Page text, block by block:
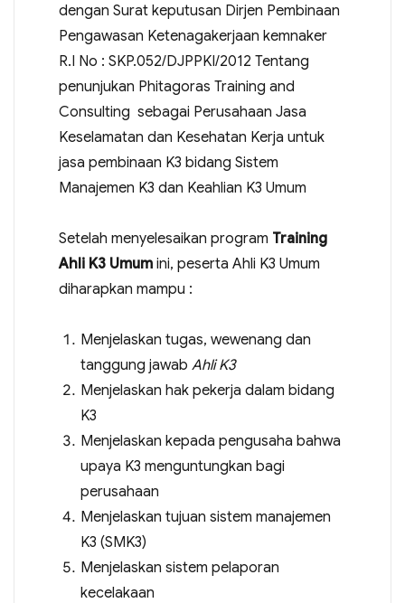
dengan Surat keputusan Dirjen Pembinaan
Pengawasan Ketenagakerjaan kemnaker
R.I No : SKP.052/DJPPKI/2012 Tentang
penunjukan Phitagoras Training and
Consulting sebagai Perusahaan Jasa
Keselamatan dan Kesehatan Kerja untuk
jasa pembinaan K3 bidang Sistem
Manajemen K3 dan Keahlian K3 Umum
Setelah menyelesaikan program Training
Ahli K3 Umumini, peserta Ahli K3 Umum
diharapkan mampu :
Menjelaskan tugas, wewenang dan
tanggung jawab Ahli K3
Menjelaskan hak pekerja dalam bidang
K3
Menjelaskan kepada pengusaha bahwa
upaya K3 menguntungkan bagi
perusahaan
Menjelaskan tujuan sistem manajemen
K3 (SMK3)
Menjelaskan sistem pelaporan
kecelakaan